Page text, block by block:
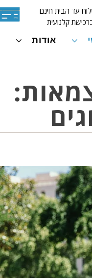
עד הבית חינם
קלנועית
אודות